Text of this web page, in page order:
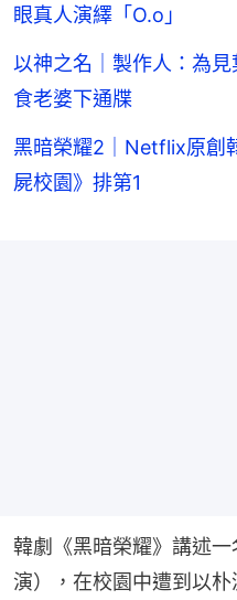
眼真人演繹「O.o」
以神之名｜製作人：為
食老婆下通牒
黑暗榮耀2｜Netflix原創
屍校園》排第1
韓劇《黑暗榮耀》講述
演），在校園中遭到以